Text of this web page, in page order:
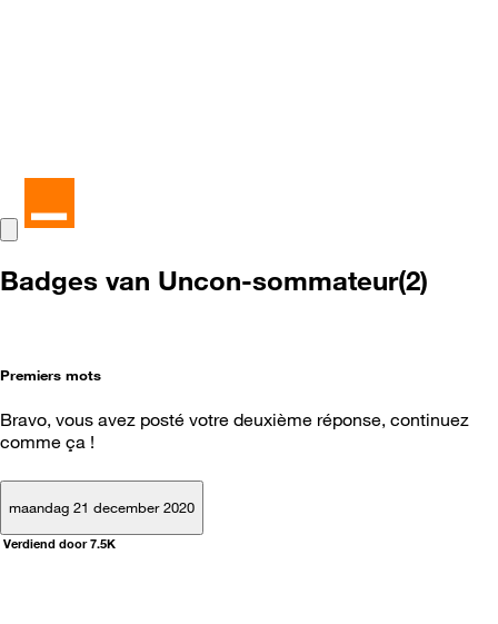
Badges van Uncon-sommateur(2)
Premiers mots
Bravo, vous avez posté votre deuxième réponse, continuez
comme ça !
maandag 21 december 2020
Verdiend door 7.5K